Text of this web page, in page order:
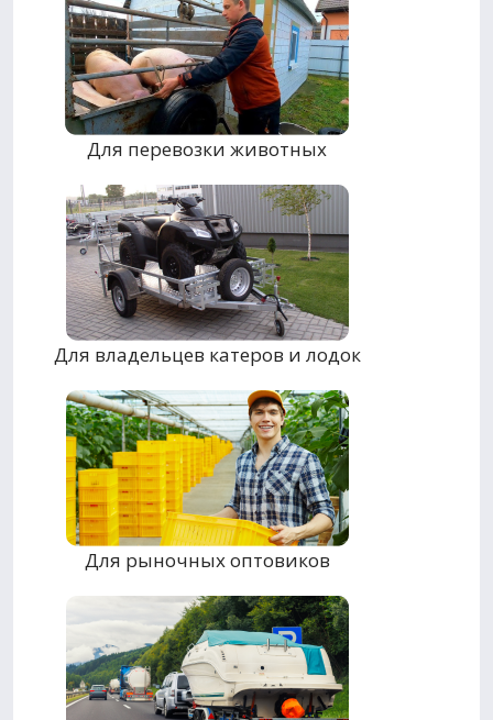
Для перевозки животных
Для владельцев катеров и лодок
Для рыночных оптовиков